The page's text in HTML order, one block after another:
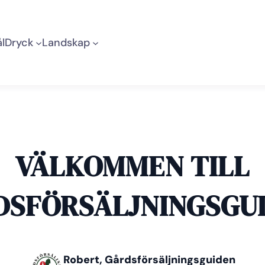
Dryck Landskap
VÄLKOMMEN TILL
Robert, Gårdsförsäljningsguiden